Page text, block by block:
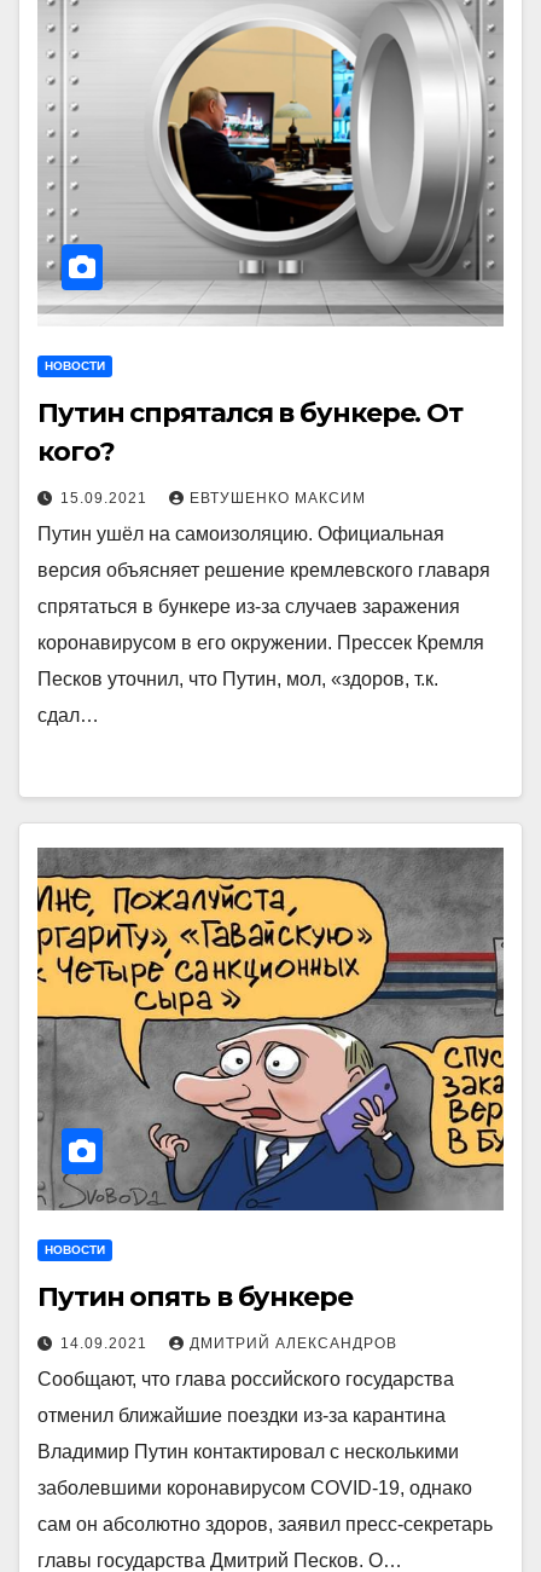
НОВОСТИ
Путин спрятался в бункере. От
кого?
15.09.2021 ЕВТУШЕНКО МАКСИМ
Путин ушёл на самоизоляцию. Официальная
версия объясняет решение кремлевского главаря
спрятаться в бункере из-за случаев заражения
коронавирусом в его окружении. Прессек Кремля
Песков уточнил, что Путин, мол, «здоров, т.к.
сдал…
НОВОСТИ
Путин опять в бункере
14.09.2021 ДМИТРИЙ АЛЕКСАНДРОВ
Сообщают, что глава российского государства
отменил ближайшие поездки из-за карантина
Владимир Путин контактировал с несколькими
заболевшими коронавирусом COVID-19, однако
сам он абсолютно здоров, заявил пресс-секретарь
главы государства Дмитрий Песков. О…